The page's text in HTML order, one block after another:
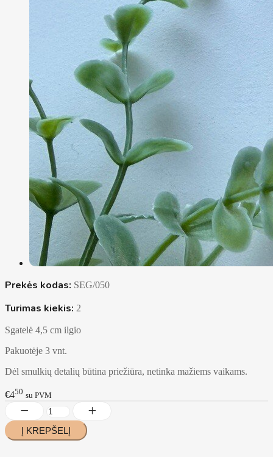
Prekės kodas: SEG/050
Turimas kiekis: 2
Sgatelė 4,5 cm ilgio
Pakuotėje 3 vnt.
Dėl smulkių detalių būtina priežiūra, netinka mažiems vaikams.
€450 su PVM